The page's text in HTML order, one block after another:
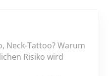
Neck-Tattoo? Warum
Risiko wird